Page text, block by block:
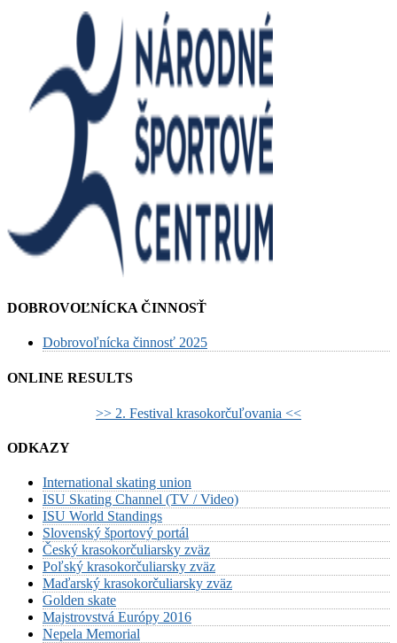
DOBROVOĽNÍCKA ČINNOSŤ
Dobrovoľnícka činnosť 2025
ONLINE RESULTS
>> 2. Festival krasokorčuľovania <<
ODKAZY
International skating union
ISU Skating Channel (TV / Video)
ISU World Standings
Slovenský športový portál
Český krasokorčuliarsky zväz
Poľský krasokorčuliarsky zväz
Maďarský krasokorčuliarsky zväz
Golden skate
Majstrovstvá Európy 2016
Nepela Memorial